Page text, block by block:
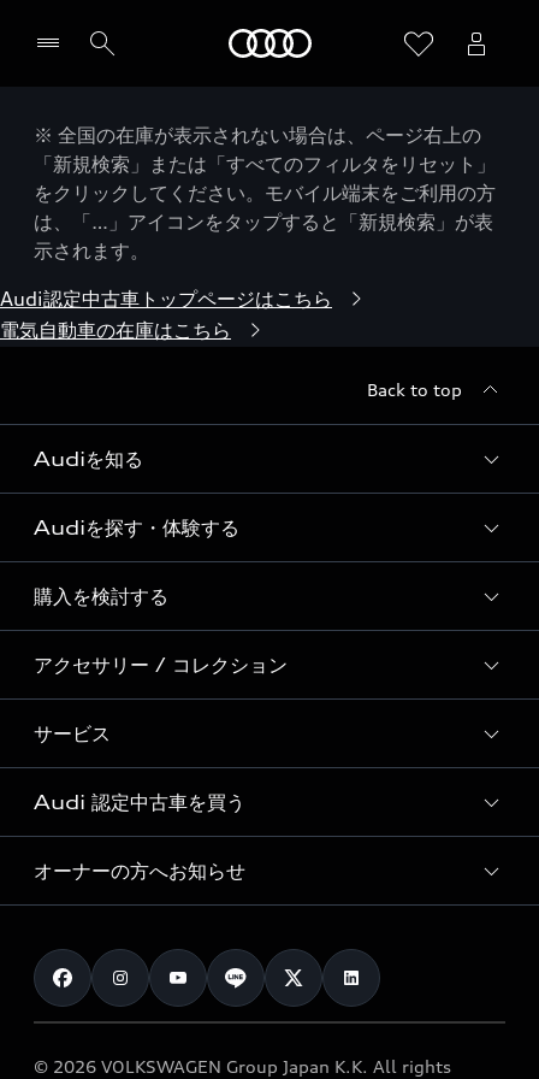
※ 全国の在庫が表示されない場合は、ページ右上の
「新規検索」または「すべてのフィルタをリセット」
をクリックしてください。モバイル端末をご利用の方
は、「…」アイコンをタップすると「新規検索」が表
示されます。
Audi認定中古車トップページはこちら
電気自動車の在庫はこちら
Back to top
Audiを知る
Audi ブランド
Story of Progress
Audi Sport
Formula 1®
デジタルサービス
Audiを探す・体験する
ディーラー検索
新車在庫検索
試乗車・展示車検索
見積り依頼
試乗予約
購入を検討する
モデル一覧
特別仕様モデル / 限定モデル
e-tronラインアップ
価格シミュレーション
車両比較
カタログ一覧
アクセサリー / コレクション
純正アクセサリー
オンラインショップ
Audi collection
アウディナビアプリ
サービス
サービス入庫予約
サービスプログラム
メンテナンス
車検 / 定期点検
e-tronアフターサポート
Audi 認定中古車を買う
Audi認定中古車
クオリティ
保証
メンテナンス
オーナーの方へお知らせ
お知らせ
オーナー様向けキャンペーン
© 2026 VOLKSWAGEN Group Japan K.K. All rights